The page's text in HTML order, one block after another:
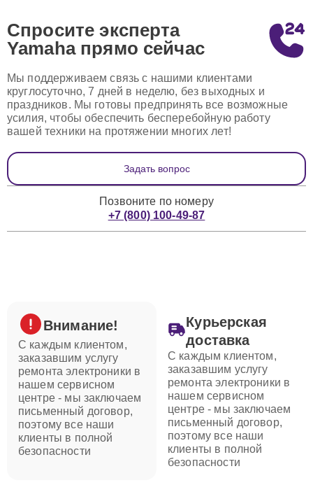
Спросите эксперта
Yamaha прямо сейчас
Мы поддерживаем связь с нашими клиентами
круглосуточно, 7 дней в неделю, без выходных и
праздников. Мы готовы предпринять все возможные
усилия, чтобы обеспечить бесперебойную работу
вашей техники на протяжении многих лет!
Задать вопрос
Позвоните по номеру
+7 (800) 100-49-87
Внимание!
С каждым клиентом,
заказавшим услугу
ремонта электроники в
нашем сервисном
центре - мы заключаем
письменный договор,
поэтому все наши
клиенты в полной
безопасности
Курьерская
доставка
С каждым клиентом,
заказавшим услугу
ремонта электроники в
нашем сервисном
центре - мы заключаем
письменный договор,
поэтому все наши
клиенты в полной
безопасности